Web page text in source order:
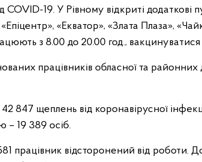
19. У Рівному відкриті додаткові
«Екватор», «Злата Плаза»,
з 8.00 до 20.00 год., вакцинуватися
працівників обласної та районних
847 щеплень від коронавірусної
– 19 389 осіб.
працівник відсторонений від роботи.